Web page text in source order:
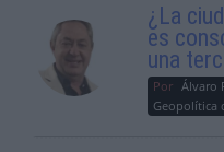
¿La
es
una
Por Álvaro
Geopolítica